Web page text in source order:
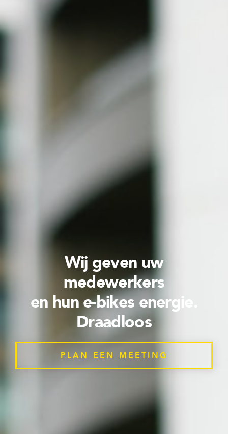
Wij geven uw
medewerkers
en hun e-bikes energie.
Draadloos
PLAN EEN MEETING